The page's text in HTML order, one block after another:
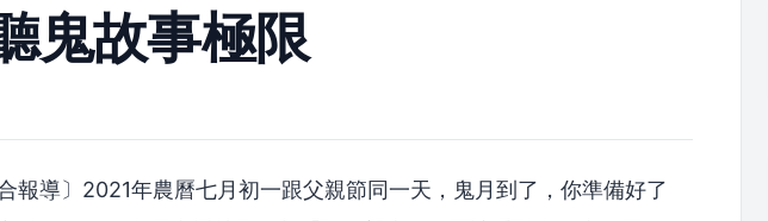
鬼故事極限
報導〕2021年農曆七月初一跟父親節同一天，鬼月到了，你準備好了